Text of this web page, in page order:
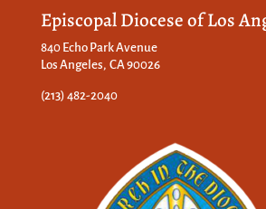
Episcopal Diocese of Los
840 Echo Park Avenue
Los Angeles, CA 90026
(213) 482-2040